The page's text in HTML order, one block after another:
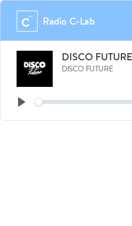
Radio C-Lab
DISCO
DISCO FUTURE
Play